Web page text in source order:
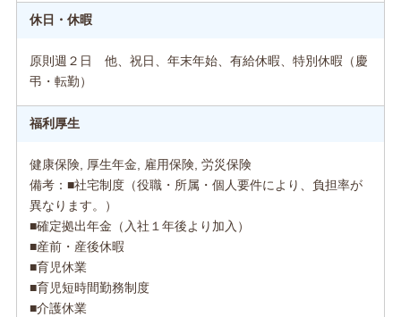
休日・休暇
原則週２日 他、祝日、年末年始、有給休暇、特別休暇（慶
弔・転勤）
福利厚生
健康保険, 厚生年金, 雇用保険, 労災保険
備考：■社宅制度（役職・所属・個人要件により、負担率が
異なります。）
■確定拠出年金（入社１年後より加入）
■産前・産後休暇
■育児休業
■育児短時間勤務制度
■介護休業